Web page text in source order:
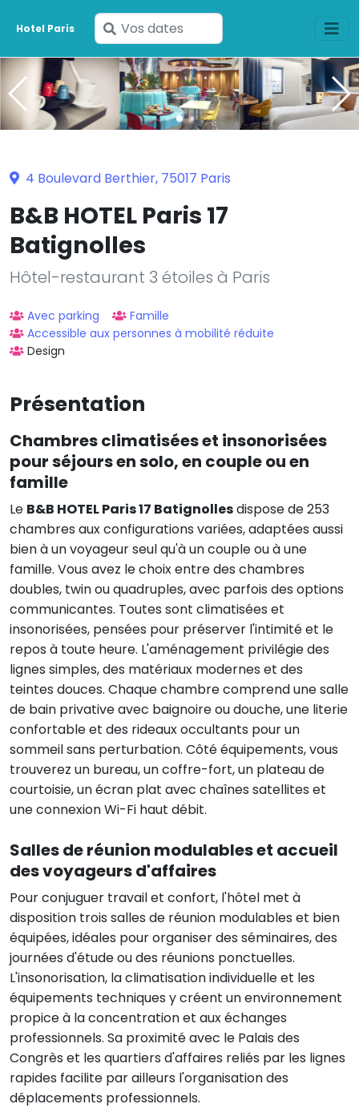
Hotel Paris
Saisissez
vos
dates
4 Boulevard Berthier, 75017 Paris
B&B HOTEL Paris 17
Batignolles
Hôtel-restaurant 3 étoiles à Paris
Avec parking
Famille
Accessible aux personnes à mobilité réduite
Design
Présentation
Chambres climatisées et insonorisées
pour séjours en solo, en couple ou en
famille
Le B&B HOTEL Paris 17 Batignollesdispose de 253
chambres aux configurations variées, adaptées aussi
bien à un voyageur seul qu'à un couple ou à une
famille. Vous avez le choix entre des chambres
doubles, twin ou quadruples, avec parfois des options
communicantes. Toutes sont climatisées et
insonorisées, pensées pour préserver l'intimité et le
repos à toute heure. L'aménagement privilégie des
lignes simples, des matériaux modernes et des
teintes douces. Chaque chambre comprend une salle
de bain privative avec baignoire ou douche, une literie
confortable et des rideaux occultants pour un
sommeil sans perturbation. Côté équipements, vous
trouverez un bureau, un coffre-fort, un plateau de
courtoisie, un écran plat avec chaînes satellites et
une connexion Wi-Fi haut débit.
Salles de réunion modulables et accueil
des voyageurs d'affaires
Pour conjuguer travail et confort, l'hôtel met à
disposition trois salles de réunion modulables et bien
équipées, idéales pour organiser des séminaires, des
journées d'étude ou des réunions ponctuelles.
L'insonorisation, la climatisation individuelle et les
équipements techniques y créent un environnement
propice à la concentration et aux échanges
professionnels. Sa proximité avec le Palais des
Congrès et les quartiers d'affaires reliés par les lignes
rapides facilite par ailleurs l'organisation des
déplacements professionnels.